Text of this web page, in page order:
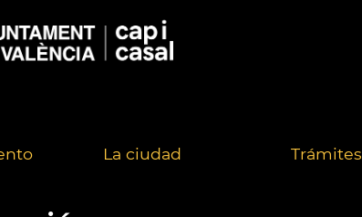
La ciudad Trámites